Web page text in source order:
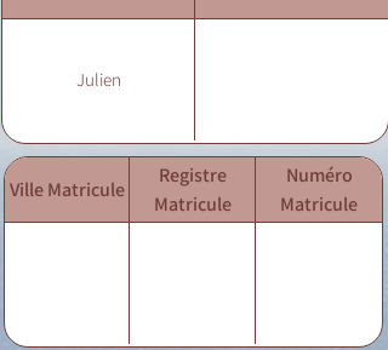
Julien
Ville Matricule
Registre
Matricule
Numéro
Matricule